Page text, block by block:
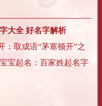
大全 好名字解析
：取成语“茅塞顿开”之
宝起名：百家姓起名字